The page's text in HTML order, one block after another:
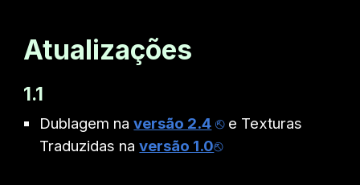
Atualizações
1.1
Dublagem naversão 2.4 ⎋ e Texturas
Traduzidas naversão 1.0⎋